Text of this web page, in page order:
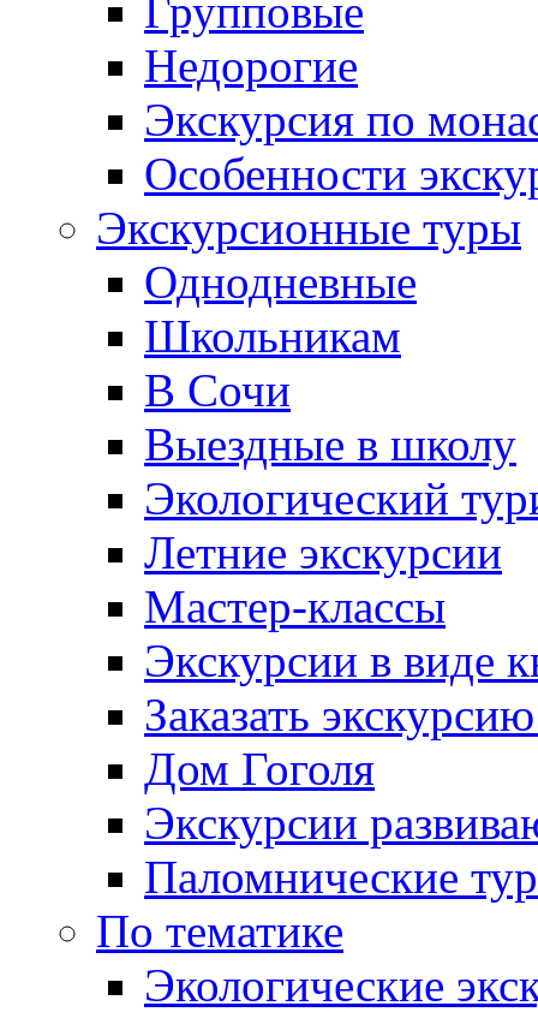
Групповые
Недорогие
Экскурсия по
Особенности
Экскурсионные туры
Однодневные
Школьникам
В Сочи
Выездные в школу
Экологический
Летние экскурсии
Мастер-классы
Экскурсии в виде
Заказать
Дом Гоголя
Экскурсии
Паломнические
По тематике
Экологические